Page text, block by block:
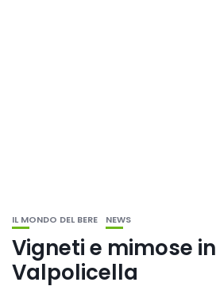
IL MONDO DEL BERE NEWS
Vigneti e mimose in
Valpolicella